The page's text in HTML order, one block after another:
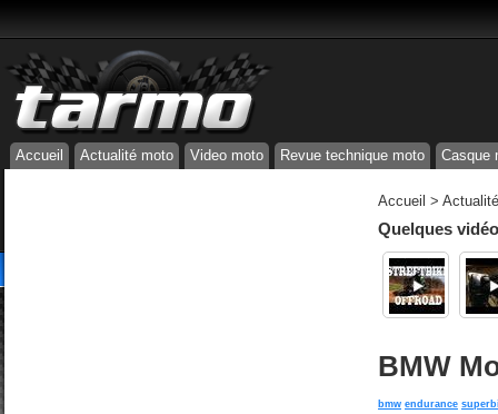
Accueil Actualité moto Video moto Revue technique moto Casque
Accueil >
Quelques
BMW
bmw endurance